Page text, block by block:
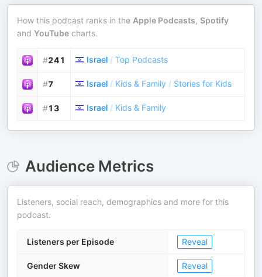
How this podcast ranks in the Apple Podcasts, Spotify
and YouTube charts.
#241 Israel / Top Podcasts
#7 Israel / Kids & Family / Stories for Kids
#13 Israel / Kids & Family
Audience Metrics
Listeners, social reach, demographics and more for this
podcast.
Listeners per Episode Reveal
Gender Skew Reveal